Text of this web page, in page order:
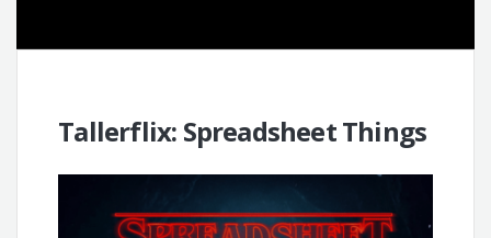
Tallerflix: Spreadsheet Things